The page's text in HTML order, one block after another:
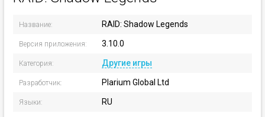
Название: RAID: Shadow Legends
Версия приложения: 3.10.0
Категория: Другие игры
Разработчик: Plarium Global Ltd
Языки: RU